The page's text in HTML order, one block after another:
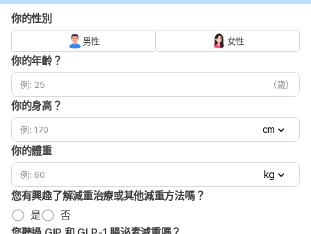
你的性別
男性 女性
你的年齡？
（歲）
你的身高？
cm
你的體重
kg
您有興趣了解減重治療或其他減重方法嗎？
是
否